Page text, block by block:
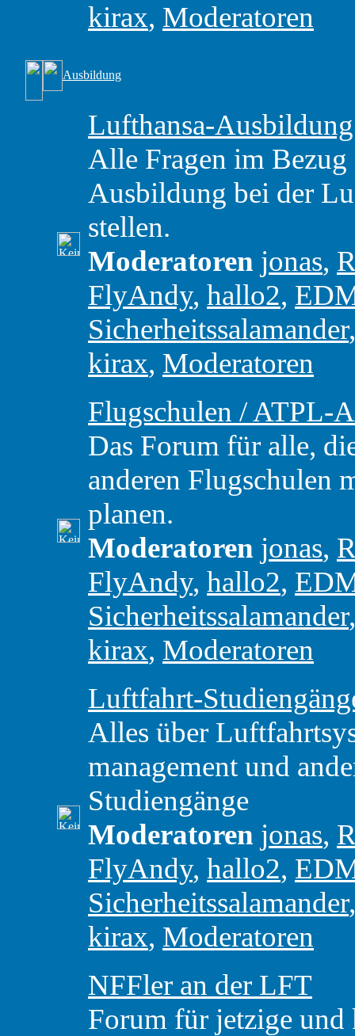
kirax, Moderatoren
Ausbildung
Lufthansa-Ausbildung
Alle Fragen im
Ausbildung bei der
stellen.
Moderatoren jonas,
FlyAndy, hallo2,
Sicherheitssalamander
kirax, Moderatoren
Flugschulen / ATPL-
Das Forum für alle,
anderen Flugschulen
planen.
Moderatoren jonas,
FlyAndy, hallo2,
Sicherheitssalamander
kirax, Moderatoren
Luftfahrt-
Alles über
management und
Studiengänge
Moderatoren jonas,
FlyAndy, hallo2,
Sicherheitssalamander
kirax, Moderatoren
NFFler an der LFT
Forum für jetzige